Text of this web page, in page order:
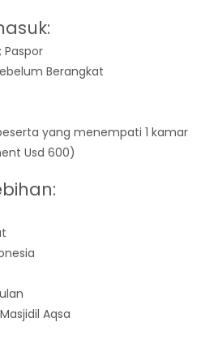
Berangkat
yang menempati 1 kamar
Usd 600)
Aqsa